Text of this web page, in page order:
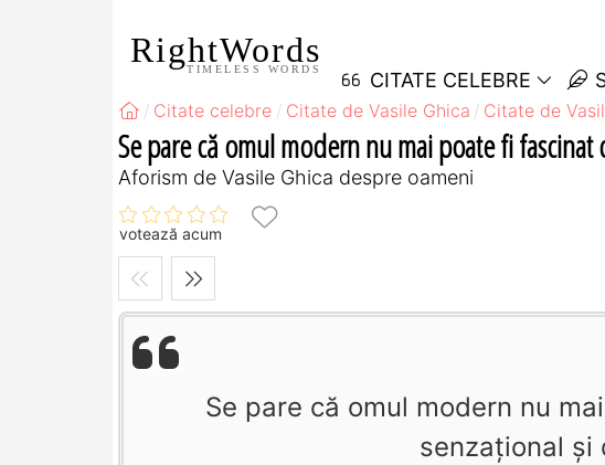
RightWords
TIMELESS WORDS CITATE CELEBRE
Citate celebre Citate de Vasile Ghica Citate de
Se pare că omul modern nu mai poate fi fascinat
Aforism de Vasile Ghica despre oameni
votează acum
Se pare că omul modern nu
senzaţional şi